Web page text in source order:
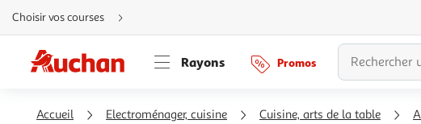
Aller
directement
au
Aller
directement
à
Aller
directement
Choisir vos courses
Rayons Promos
Accueil Electroménager, cuisine Cuisine, arts de la table